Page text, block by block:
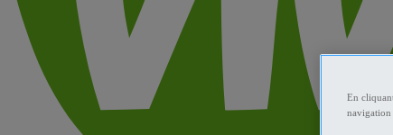
En
navigation